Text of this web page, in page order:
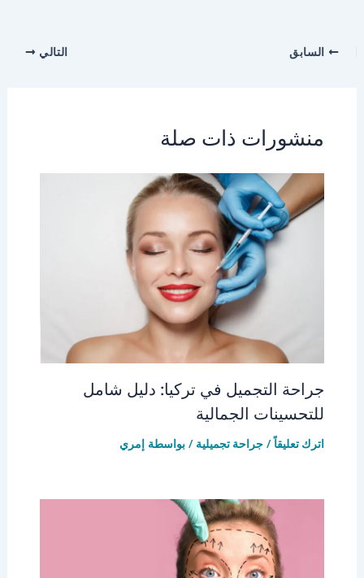
السابق التالي
منشورات ذات صلة
جراحة التجميل في تركيا: دليل شامل
للتحسينات الجمالية
اترك تعليقاً / جراحة تجميلية / بواسطة إمري